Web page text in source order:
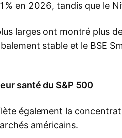
en 2026, tandis que le
larges ont montré plus de
stable et le BSE
santé du S&P 500
également la
américains.